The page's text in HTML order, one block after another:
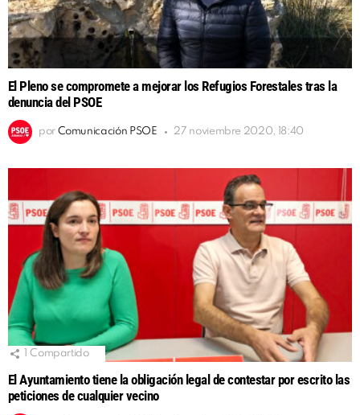
El Pleno se compromete a mejorar los Refugios Forestales tras la
denuncia del PSOE
por Comunicación PSOE 27 noviembre 2020, 18:40
Compartido
El Ayuntamiento tiene la obligación legal de contestar por escrito las
peticiones de cualquier vecino